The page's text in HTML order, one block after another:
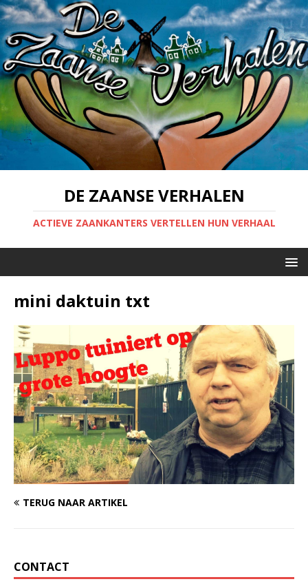
DE ZAANSE VERHALEN
ACTIEVE ZAANKANTERS VERTELLEN HUN VERHAAL
mini daktuin txt
TERUG NAAR ARTIKEL
CONTACT